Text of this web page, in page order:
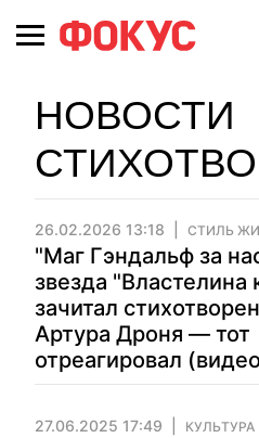
НОВОСТИ
26.02.2026 13:18 СТИЛЬ
"Маг Гэндальф за
звезда "Властелина
зачитал
Артура Дроня — тот
отреагировал
27.06.2025 17:49 КУЛЬТУРА